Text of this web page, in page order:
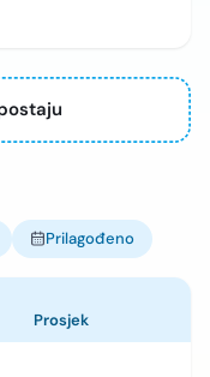
Prilagođeno
Prosjek